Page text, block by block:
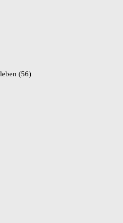
(56)